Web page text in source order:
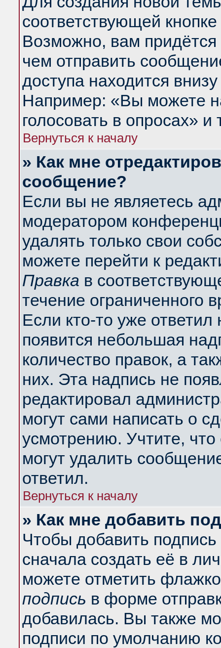
соответствующей
Возможно, вам придётся
чем отправить
доступа находится
Например: «Вы можете
голосовать в опросах» и
Вернуться к началу
» Как мне
сообщение?
Если вы не являетесь
модератором
удалять только свои
можете перейти к
Правка в
течение ограниченного
Если кто-то уже
появится небольшая
количество правок, а
них. Эта надпись не
редактировал
могут сами написать о
усмотрению. Учтите,
могут удалить
ответил.
Вернуться к началу
» Как мне добавить
Чтобы добавить
сначала создать её в
можете отметить
подпись в форме
добавилась. Вы также
подписи по умолчанию